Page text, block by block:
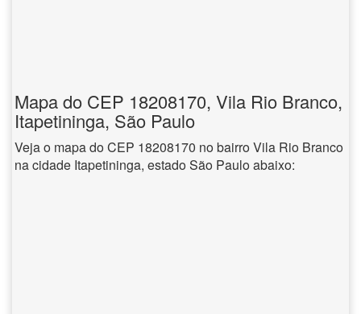
Mapa do CEP 18208170, Vila Rio Branco,
Itapetininga, São Paulo
Veja o mapa do CEP 18208170 no bairro Vila Rio Branco
na cidade Itapetininga, estado São Paulo abaixo: